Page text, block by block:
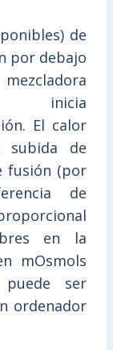
de
por debajo
inicia
El calor
subida de
fusión (por
de
en la
mOsmols
ser
ordenador